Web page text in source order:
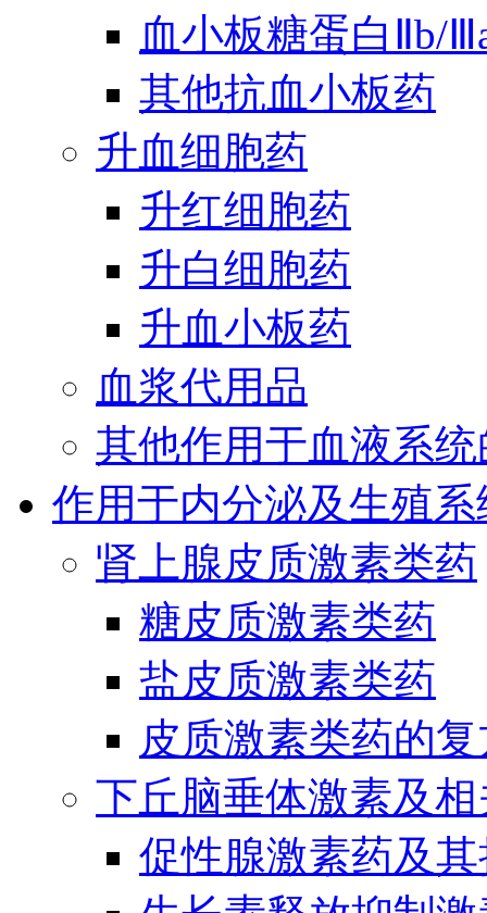
血小板糖蛋白Ⅱb/
其他抗血小板药
升血细胞药
升红细胞药
升白细胞药
升血小板药
血浆代用品
其他作用于血液系
作用于内分泌及生殖
肾上腺皮质激素类药
糖皮质激素类药
盐皮质激素类药
皮质激素类药的
下丘脑垂体激素及
促性腺激素药及